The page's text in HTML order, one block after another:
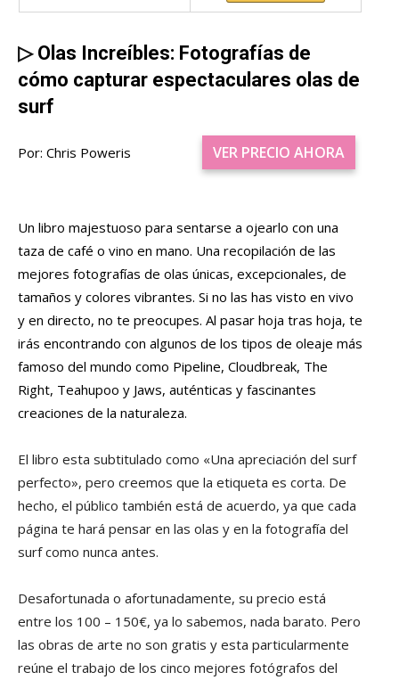
▷ Olas Increíbles: Fotografías de
cómo capturar espectaculares olas de
surf
Por: Chris Poweris VER PRECIO AHORA
Un libro majestuoso para sentarse a ojearlo con una
taza de café o vino en mano. Una recopilación de las
mejores fotografías de olas únicas, excepcionales, de
tamaños y colores vibrantes. Si no las has visto en vivo
y en directo, no te preocupes. Al pasar hoja tras hoja, te
irás encontrando con algunos de los tipos de oleaje más
famoso del mundo como Pipeline, Cloudbreak, The
Right, Teahupoo y Jaws, auténticas y fascinantes
creaciones de la naturaleza.
El libro esta subtitulado como «Una apreciación del surf
perfecto», pero creemos que la etiqueta es corta. De
hecho, el público también está de acuerdo, ya que cada
página te hará pensar en las olas y en la fotografía del
surf como nunca antes.
Desafortunada o afortunadamente, su precio está
entre los 100 – 150€, ya lo sabemos, nada barato. Pero
las obras de arte no son gratis y esta particularmente
reúne el trabajo de los cinco mejores fotógrafos del